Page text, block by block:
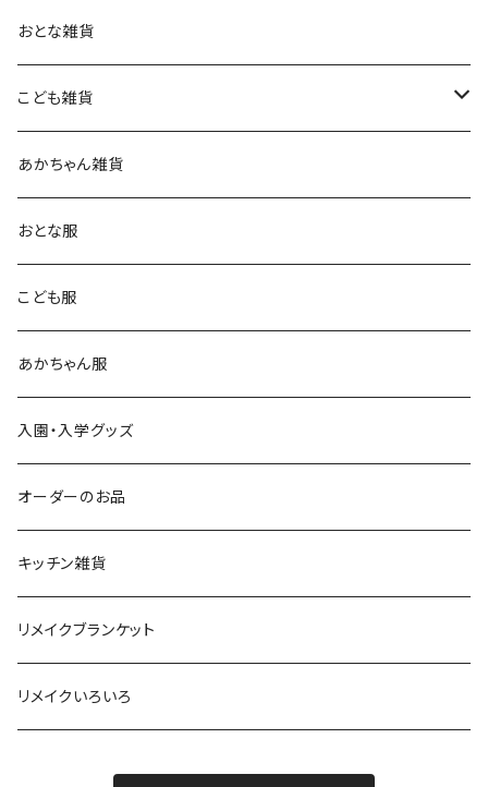
おとな雑貨
こども雑貨
キッチン雑貨
あかちゃん雑貨
おとな服
こども服
あかちゃん服
入園・入学グッズ
オーダーのお品
キッチン雑貨
リメイクブランケット
リメイクいろいろ